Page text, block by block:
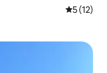
5 ud af 5
5 (12)